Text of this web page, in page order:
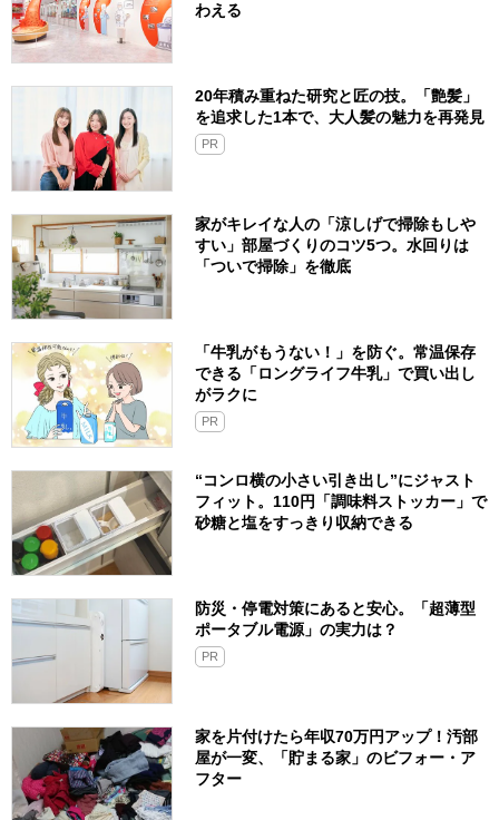
わえる
20年積み重ねた研究と匠の技。「艶髪」
を追求した1本で、大人髪の魅力を再発見
PR
家がキレイな人の「涼しげで掃除もしや
すい」部屋づくりのコツ5つ。水回りは
「ついで掃除」を徹底
「牛乳がもうない！」を防ぐ。常温保存
できる「ロングライフ牛乳」で買い出し
がラクに
PR
“コンロ横の小さい引き出し”にジャスト
フィット。110円「調味料ストッカー」で
砂糖と塩をすっきり収納できる
防災・停電対策にあると安心。「超薄型
ポータブル電源」の実力は？​
PR
家を片付けたら年収70万円アップ！汚部
屋が一変、「貯まる家」のビフォー・ア
フター